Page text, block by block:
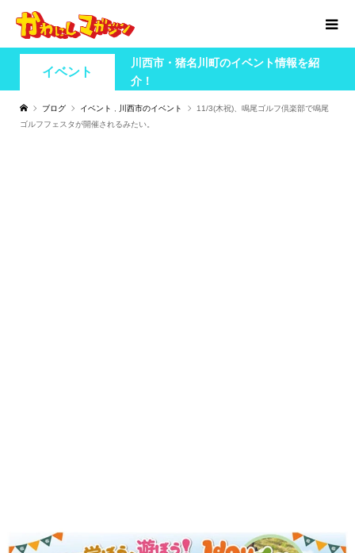
イベント
川西市・猪名川町のイベント情報を紹
介！
ブログ イベント 川西市のイベント
11/3(木祝)、鳴尾ゴルフ倶楽部で鳴尾
ゴルフフェスタが開催されるみたい。